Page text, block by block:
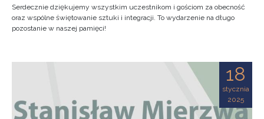
Serdecznie dziękujemy wszystkim uczestnikom i gościom za obecność
oraz wspólne świętowanie sztuki i integracji. To wydarzenie na długo
pozostanie w naszej pamięci!
18
stycznia
2025